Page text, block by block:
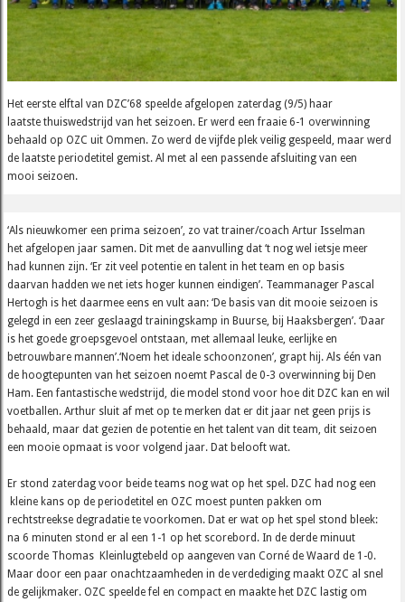
Het eerste elftal van DZC’68 speelde afgelopen zaterdag (9/5) haar
laatste thuiswedstrijd van het seizoen. Er werd een fraaie 6-1 overwinning
behaald op OZC uit Ommen. Zo werd de vijfde plek veilig gespeeld, maar werd
de laatste periodetitel gemist. Al met al een passende afsluiting van een
mooi seizoen.
‘Als nieuwkomer een prima seizoen’, zo vat trainer/coach Artur Isselman
het afgelopen jaar samen. Dit met de aanvulling dat ‘t nog wel ietsje meer
had kunnen zijn. ‘Er zit veel potentie en talent in het team en op basis
daarvan hadden we net iets hoger kunnen eindigen’. Teammanager Pascal
Hertogh is het daarmee eens en vult aan: ‘De basis van dit mooie seizoen is
gelegd in een zeer geslaagd trainingskamp in Buurse, bij Haaksbergen’. ‘Daar
is het goede groepsgevoel ontstaan, met allemaal leuke, eerlijke en
betrouwbare mannen’.‘Noem het ideale schoonzonen’, grapt hij. Als één van
de hoogtepunten van het seizoen noemt Pascal de 0-3 overwinning bij Den
Ham. Een fantastische wedstrijd, die model stond voor hoe dit DZC kan en wil
voetballen. Arthur sluit af met op te merken dat er dit jaar net geen prijs is
behaald, maar dat gezien de potentie en het talent van dit team, dit seizoen
een mooie opmaat is voor volgend jaar. Dat belooft wat.
Er stond zaterdag voor beide teams nog wat op het spel. DZC had nog een
kleine kans op de periodetitel en OZC moest punten pakken om
rechtstreekse degradatie te voorkomen. Dat er wat op het spel stond bleek:
na 6 minuten stond er al een 1-1 op het scorebord. In de derde minuut
scoorde Thomas Kleinlugtebeld op aangeven van Corné de Waard de 1-0.
Maar door een paar onachtzaamheden in de verdediging maakt OZC al snel
de gelijkmaker. OZC speelde fel en compact en maakte het DZC lastig om